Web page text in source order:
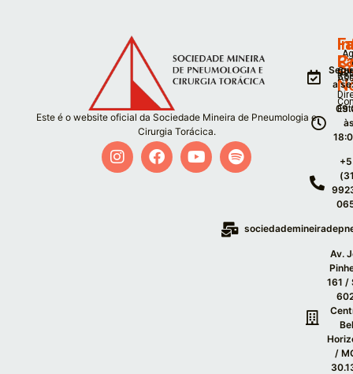
Este é o website oficial da Sociedade Mineira de Pneumologia e
Cirurgia Torácica.
a
Av.
161 /
/